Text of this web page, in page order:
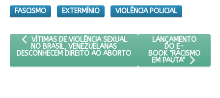
FASCISMO EXTERMÍNIO VIOLÊNCIA POLICIAL
ARTIGO ANTERIOR: VÍTIMAS DE VIOLÊNCIA SEXUAL NO
VÍTIMAS DE VIOLÊNCIA SEXUAL
NO BRASIL, VENEZUELANAS
DESCONHECEM DIREITO AO ABORTO
PRÓXIMO ARTIGO:
LANÇAMENTO
DO E-
BOOK "RACISMO
EM PAUTA"